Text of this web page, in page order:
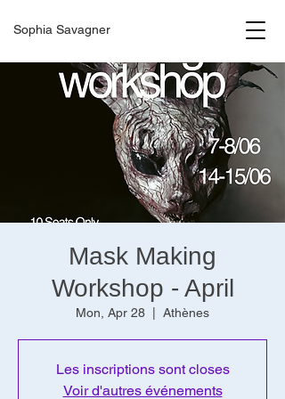
Sophia Savagner
Mask Making
Workshop - April
Mon, Apr 28 Athènes
Les inscriptions sont closes
Voir d'autres événements